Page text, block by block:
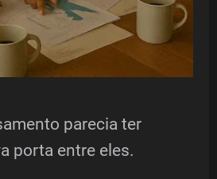
parecia ter
porta entre eles.